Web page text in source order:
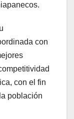
con
con el fin
población